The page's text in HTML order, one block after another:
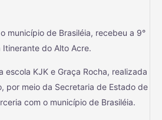
município de Brasiléia, recebeu a 9°
do Alto Acre.
escola KJK e Graça Rocha, realizada
por meio da Secretaria de Estado de
com o município de Brasiléia.